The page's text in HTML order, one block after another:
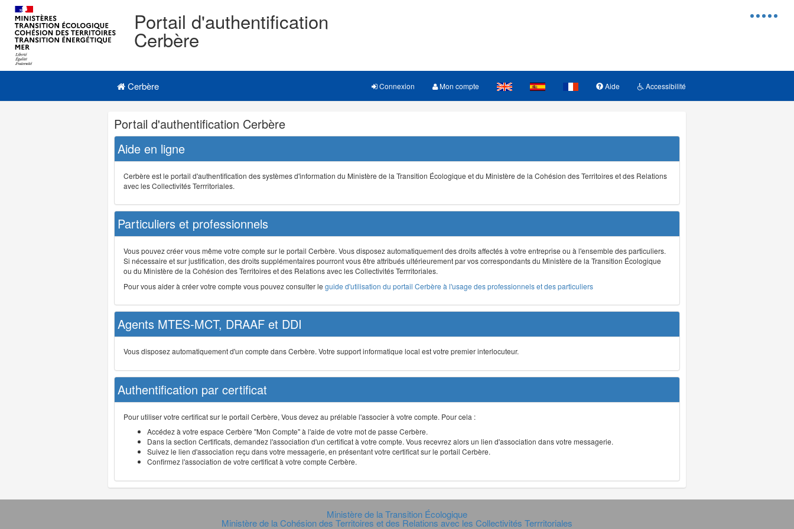
Menu
Portail d'authentification
Cerbère
Navigation
Menu principal
Cerbère Connexion Mon compte Aide Accessibilité
Navigation
et
outils
annexes
Portail d'authentification Cerbère
Aide en ligne
Cerbère est le portail d'authentification des systèmes d'information du Ministère de la Transition Écologique et du Ministère de la Cohésion des Territoires et des Relations
avec les Collectivités Terrritoriales.
Particuliers et professionnels
Vous pouvez créer vous même votre compte sur le portail Cerbère. Vous disposez automatiquement des droits affectés à votre entreprise ou à l'ensemble des particuliers.
Si nécessaire et sur justification, des droits supplémentaires pourront vous être attribués ultérieurement par vos correspondants du Ministère de la Transition Écologique
ou du Ministère de la Cohésion des Territoires et des Relations avec les Collectivités Terrritoriales.
Pour vous aider à créer votre compte vous pouvez consulter le guide d'utilisation du portail Cerbère à l'usage des professionnels et des particuliers
Agents MTES-MCT, DRAAF et DDI
Vous disposez automatiquement d'un compte dans Cerbère. Votre support informatique local est votre premier interlocuteur.
Authentification par certificat
Pour utiliser votre certificat sur le portail Cerbère, Vous devez au prélable l'associer à votre compte. Pour cela :
Accédez à votre espace Cerbère "Mon Compte" à l'aide de votre mot de passe Cerbère.
Dans la section Certificats, demandez l'association d'un certificat à votre compte. Vous recevrez alors un lien d'association dans votre messagerie.
Suivez le lien d'association reçu dans votre messagerie, en présentant votre certificat sur le portail Cerbère.
Confirmez l'association de votre certificat à votre compte Cerbère.
Ministère de la Transition Écologique
Ministère de la Cohésion des Territoires et des Relations avec les Collectivités Terrritoriales